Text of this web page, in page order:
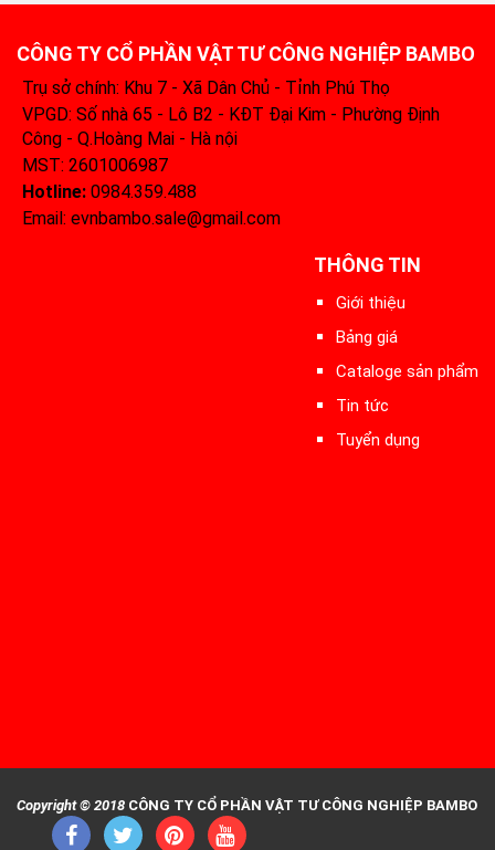
CÔNG TY CỔ PHẦN VẬT TƯ CÔNG NGHIỆP BAMBO
Trụ sở chính: Khu 7 - Xã Dân Chủ - Tỉnh Phú Thọ
VPGD: Số nhà 65 - Lô B2 - KĐT Đại Kim - Phường Định
Công - Q.Hoàng Mai - Hà nội
MST: 2601006987
Hotline: 0984.359.488‬
Email: evnbambo.sale@gmail.com
THÔNG TIN
Giới thiệu
Bảng giá
Cataloge sản phẩm
Tin tức
Tuyển dụng
Copyright © 2018 CÔNG TY CỔ PHẦN VẬT TƯ CÔNG NGHIỆP BAMBO